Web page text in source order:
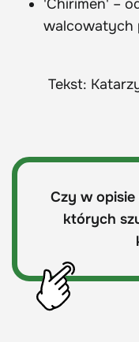
'Chirimen' –
walcowatych
Tekst:
Czy w
których